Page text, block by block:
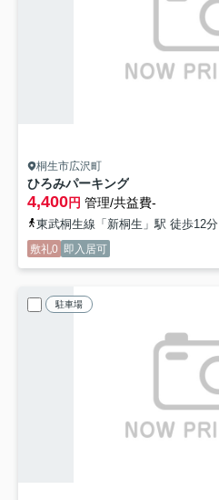
桐生市広沢町
ひろみパーキング
4,400円 管理/共益費-
東武桐生線「新桐生」駅 徒歩12分
敷礼0 即入居可
駐車場